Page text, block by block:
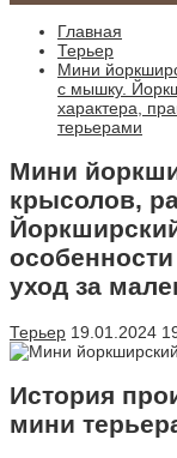
Главная
Терьер
Мини
с мышку.
характера,
терьерами
Мини
крысолов,
уход за
Терьер 19.01.2024
История
мини